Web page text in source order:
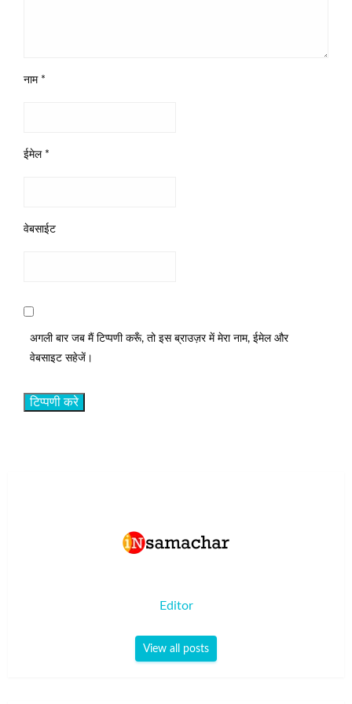
नाम *
ईमेल *
वेबसाईट
अगली बार जब मैं टिप्पणी करूँ, तो इस ब्राउज़र में मेरा नाम, ईमेल और
वेबसाइट सहेजें।
Editor
View all posts